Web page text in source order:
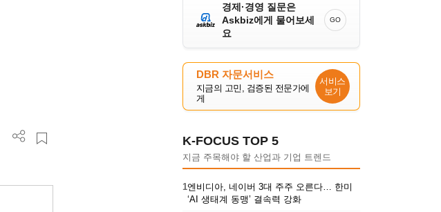
경제·경영 질문은
Askbiz에게 물어보세
요
GO
DBR 자문서비스
지금의 고민, 검증된 전문가에
게
서비스
보기
K-FOCUS TOP 5
지금 주목해야 할 산업과 기업 트렌드
1엔비디아, 네이버 3대 주주 오른다… 한미
‘AI 생태계 동맹’ 결속력 강화